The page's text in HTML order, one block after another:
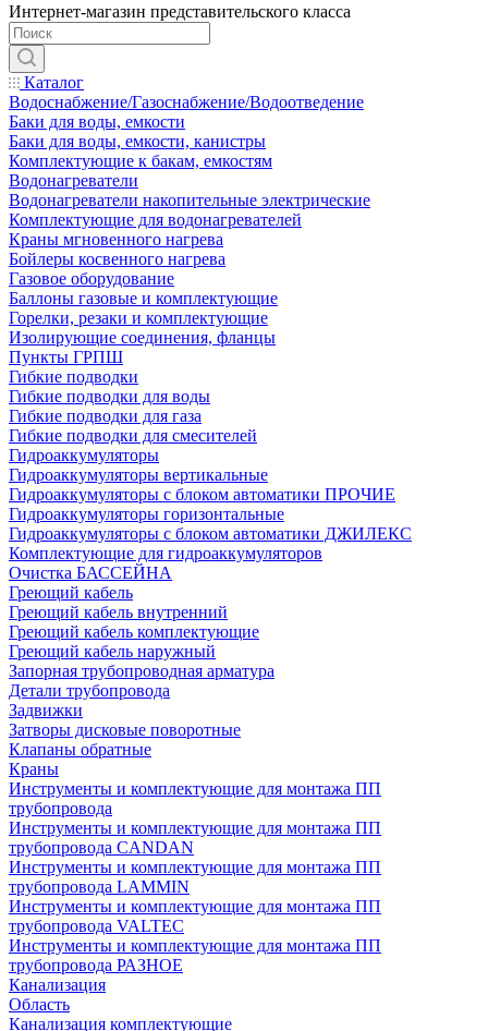
Интернет-магазин представительского класса
Каталог
Водоснабжение/Газоснабжение/Водоотведение
Баки для воды, емкости
Баки для воды, емкости, канистры
Комплектующие к бакам, емкостям
Водонагреватели
Водонагреватели накопительные электрические
Комплектующие для водонагревателей
Краны мгновенного нагрева
Бойлеры косвенного нагрева
Газовое оборудование
Баллоны газовые и комплектующие
Горелки, резаки и комплектующие
Изолирующие соединения, фланцы
Пункты ГРПШ
Гибкие подводки
Гибкие подводки для воды
Гибкие подводки для газа
Гибкие подводки для смесителей
Гидроаккумуляторы
Гидроаккумуляторы вертикальные
Гидроаккумуляторы с блоком автоматики ПРОЧИЕ
Гидроаккумуляторы горизонтальные
Гидроаккумуляторы с блоком автоматики ДЖИЛЕКС
Комплектующие для гидроаккумуляторов
Очистка БАССЕЙНА
Греющий кабель
Греющий кабель внутренний
Греющий кабель комплектующие
Греющий кабель наружный
Запорная трубопроводная арматура
Детали трубопровода
Задвижки
Затворы дисковые поворотные
Клапаны обратные
Краны
Инструменты и комплектующие для монтажа ПП
трубопровода
Инструменты и комплектующие для монтажа ПП
трубопровода CANDAN
Инструменты и комплектующие для монтажа ПП
трубопровода LAMMIN
Инструменты и комплектующие для монтажа ПП
трубопровода VALTEC
Инструменты и комплектующие для монтажа ПП
трубопровода РАЗНОЕ
Канализация
Область
Канализация комплектующие